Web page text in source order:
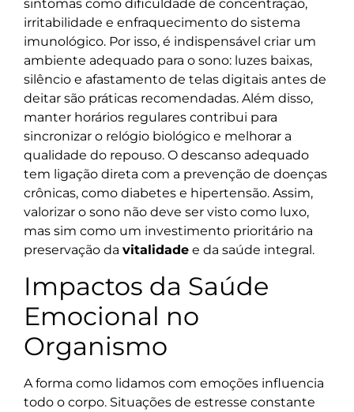
sintomas como dificuldade de concentração,
irritabilidade e enfraquecimento do sistema
imunológico. Por isso, é indispensável criar um
ambiente adequado para o sono: luzes baixas,
silêncio e afastamento de telas digitais antes de
deitar são práticas recomendadas. Além disso,
manter horários regulares contribui para
sincronizar o relógio biológico e melhorar a
qualidade do repouso. O descanso adequado
tem ligação direta com a prevenção de doenças
crônicas, como diabetes e hipertensão. Assim,
valorizar o sono não deve ser visto como luxo,
mas sim como um investimento prioritário na
preservação da vitalidade e da saúde integral.
Impactos da Saúde
Emocional no
Organismo
A forma como lidamos com emoções influencia
todo o corpo. Situações de estresse constante